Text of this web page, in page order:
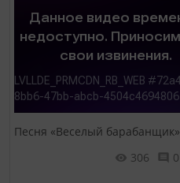
Песня «Веселый барабанщик»
306
0